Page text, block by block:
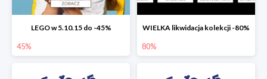
LEGO w 5.10.15 do -45%
45%
WIELKA likwidacja kolekcji -80%
80%